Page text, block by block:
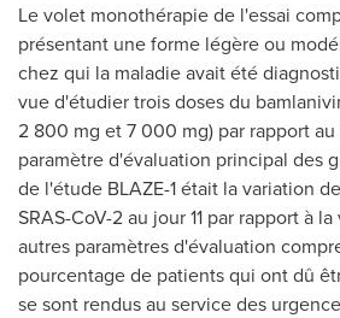
Le volet monothérapie de l'essai
présentant une forme légère ou
chez qui la maladie avait été
vue d'étudier trois doses du
2 800 mg et 7 000 mg) par rapport
paramètre d'évaluation principal des
de l'étude BLAZE-1 était la variation
SRAS-CoV-2 au jour 11 par rapport à
autres paramètres d'évaluation
pourcentage de patients qui ont dû
se sont rendus au service des